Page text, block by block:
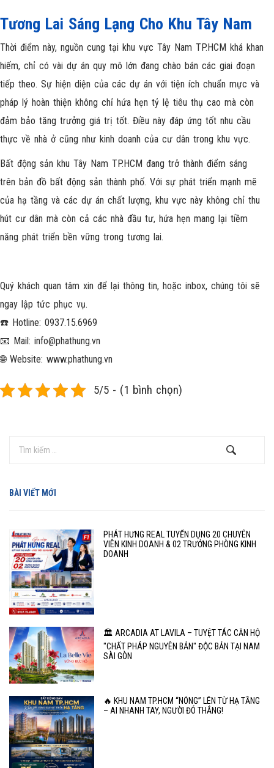
Tương Lai Sáng Lạng Cho Khu Tây Nam
Thời điểm này, nguồn cung tại khu vực Tây Nam TP.HCM khá khan
hiếm, chỉ có vài dự án quy mô lớn đang chào bán các giai đoạn
tiếp theo. Sự hiện diện của các dự án với tiện ích chuẩn mực và
pháp lý hoàn thiện không chỉ hứa hẹn tỷ lệ tiêu thụ cao mà còn
đảm bảo tăng trưởng giá trị tốt. Điều này đáp ứng tốt nhu cầu
thực về nhà ở cũng như kinh doanh của cư dân trong khu vực.
Bất động sản khu Tây Nam TP.HCM đang trở thành điểm sáng
trên bản đồ bất động sản thành phố. Với sự phát triển mạnh mẽ
của hạ tầng và các dự án chất lượng, khu vực này không chỉ thu
hút cư dân mà còn cả các nhà đầu tư, hứa hẹn mang lại tiềm
năng phát triển bền vững trong tương lai.
Quý khách quan tâm xin để lại thông tin, hoặc inbox, chúng tôi sẽ
ngay lập tức phục vụ.
☎️ Hotline: 0937.15.6969
📧 Mail: info@phathung.vn
🌐 Website: www.phathung.vn
5/5 - (1 bình chọn)
BÀI VIẾT MỚI
PHÁT HƯNG REAL TUYỂN DỤNG 20 CHUYÊN
VIÊN KINH DOANH & 02 TRƯỞNG PHÒNG KINH
DOANH
🏛️ ARCADIA AT LAVILA – TUYỆT TÁC CĂN HỘ
"CHẤT PHÁP NGUYÊN BẢN" ĐỘC BẢN TẠI NAM
SÀI GÒN
🔥 KHU NAM TP.HCM “NÓNG” LÊN TỪ HẠ TẦNG
– AI NHANH TAY, NGƯỜI ĐÓ THẮNG!